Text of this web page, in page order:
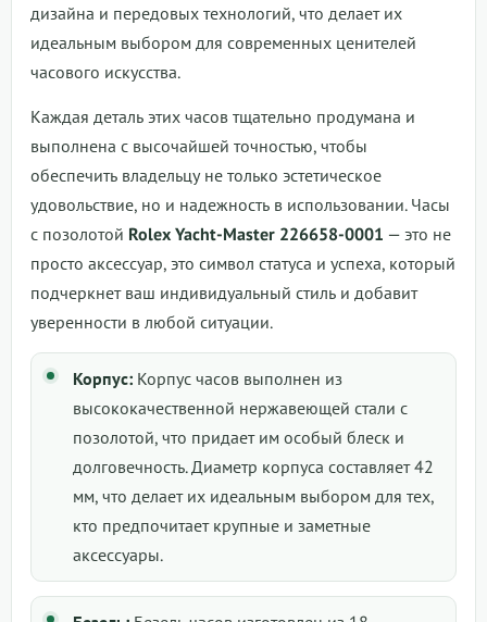
дизайна и передовых технологий, что делает их
идеальным выбором для современных ценителей
часового искусства.
Каждая деталь этих часов тщательно продумана и
выполнена с высочайшей точностью, чтобы
обеспечить владельцу не только эстетическое
удовольствие, но и надежность в использовании. Часы
с позолотой Rolex Yacht-Master 226658-0001 — это не
просто аксессуар, это символ статуса и успеха, который
подчеркнет ваш индивидуальный стиль и добавит
уверенности в любой ситуации.
Корпус: Корпус часов выполнен из
высококачественной нержавеющей стали с
позолотой, что придает им особый блеск и
долговечность. Диаметр корпуса составляет 42
мм, что делает их идеальным выбором для тех,
кто предпочитает крупные и заметные
аксессуары.